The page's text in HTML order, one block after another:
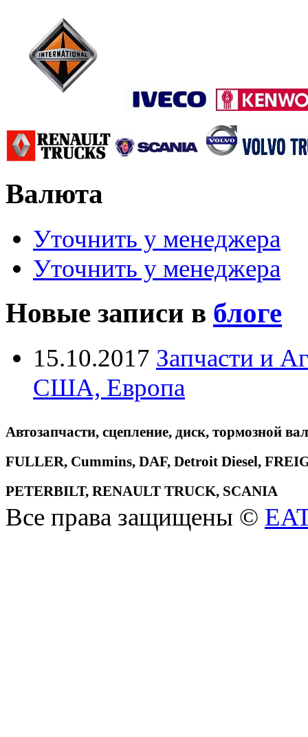
Валюта
Уточнить у менеджера
Уточнить у менеджера
Новые записи в блоге
15.10.2017 Запчасти и
США, Европа
Автозапчасти, сцепление, диск, тормозной
FULLER, Cummins, DAF, Detroit Diesel,
PETERBILT, RENAULT TRUCK, SCANIA
Все права защищены ©